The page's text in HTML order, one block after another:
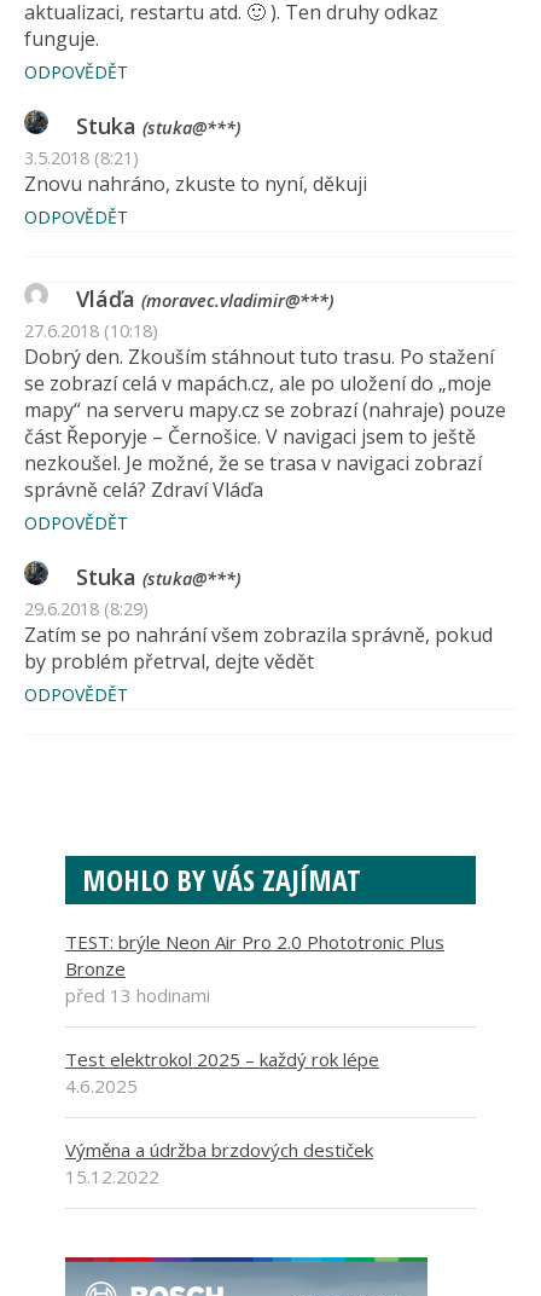
aktualizaci, restartu atd. 🙂 ). Ten druhy odkaz
funguje.
ODPOVĚDĚT
Stuka (stuka@***)
3.5.2018 (8:21)
Znovu nahráno, zkuste to nyní, děkuji
ODPOVĚDĚT
Vláďa (moravec.vladimir@***)
27.6.2018 (10:18)
Dobrý den. Zkouším stáhnout tuto trasu. Po stažení
se zobrazí celá v mapách.cz, ale po uložení do „moje
mapy“ na serveru mapy.cz se zobrazí (nahraje) pouze
část Řeporyje – Černošice. V navigaci jsem to ještě
nezkoušel. Je možné, že se trasa v navigaci zobrazí
správně celá? Zdraví Vláďa
ODPOVĚDĚT
Stuka (stuka@***)
29.6.2018 (8:29)
Zatím se po nahrání všem zobrazila správně, pokud
by problém přetrval, dejte vědět
ODPOVĚDĚT
MOHLO BY VÁS ZAJÍMAT
TEST: brýle Neon Air Pro 2.0 Phototronic Plus
Bronze
před 13 hodinami
Test elektrokol 2025 – každý rok lépe
4.6.2025
Výměna a údržba brzdových destiček
15.12.2022